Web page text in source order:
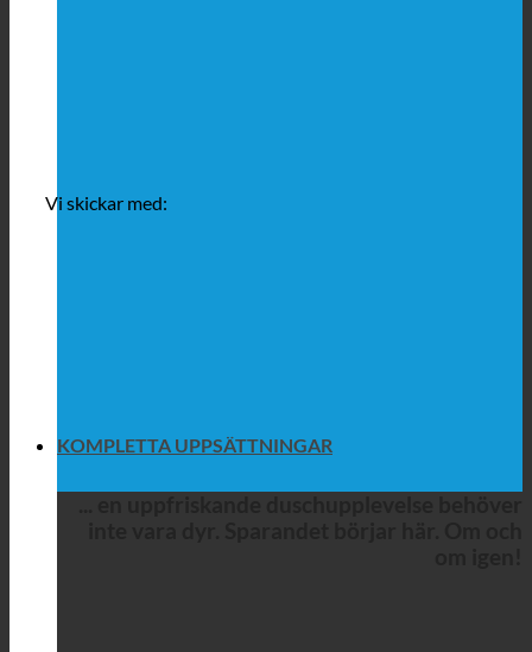
Vi skickar med:
KOMPLETTA UPPSÄTTNINGAR